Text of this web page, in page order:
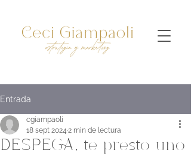
Entrada
DESPEGA, te presto uno
cgiampaoli
18 sept 2024 2 min de lectura